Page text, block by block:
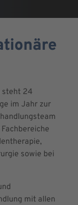
steht 24
im Jahr zur
sowie bei
mit allen